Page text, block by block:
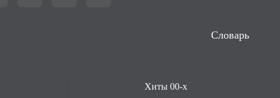
Словарь
Хиты 00-х